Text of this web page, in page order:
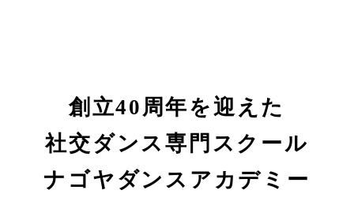
創立40周年を迎えた
社交ダンス専門スクール
ナゴヤダンスアカデミー